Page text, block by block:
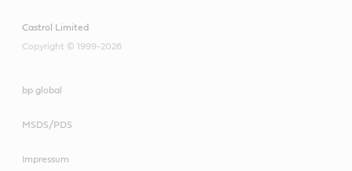
Castrol Limited
Copyright © 1999-2026
bp global
MSDS/PDS
Impressum